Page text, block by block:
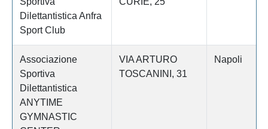
Dilettantistica Anfra
Sport Club
Associazione
Sportiva
Dilettantistica
ANYTIME
GYMNASTIC
VIA ARTURO
TOSCANINI, 31
Napoli